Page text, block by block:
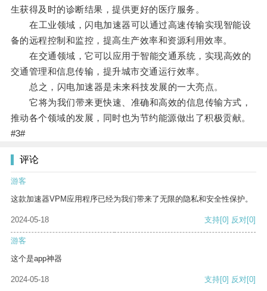
生获得及时的诊断结果，提供更好的医疗服务。
在工业领域，闪电加速器可以通过高速传输实现智能设
备的远程控制和监控，提高生产效率和资源利用效率。
在交通领域，它可以应用于智能交通系统，实现高效的
交通管理和信息传输，提升城市交通运行效率。
总之，闪电加速器是未来科技发展的一大亮点。
它将为我们带来更快速、准确和高效的信息传输方式，
推动各个领域的发展，同时也为节约能源做出了积极贡献。
#3#
评论
游客
这款加速器VPM应用程序已经为我们带来了无限的隐私和安全性保护。
2024-05-18 支持[0] 反对[0]
游客
这个是app神器
2024-05-18 支持[0] 反对[0]